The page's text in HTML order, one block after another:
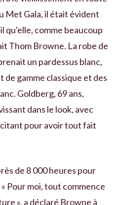
Met Gala, il était évident
qu'elle, comme beaucoup
Thom Browne. La robe de
un pardessus blanc,
de gamme classique et des
Goldberg, 69 ans,
dans le look, avec
pour avoir tout fait
de 8 000 heures pour
Pour moi, tout commence
», a déclaré Browne à